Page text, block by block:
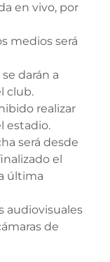
en vivo, por
medios será
darán a
club.
realizar
estadio.
será desde
el
última
audiovisuales
de